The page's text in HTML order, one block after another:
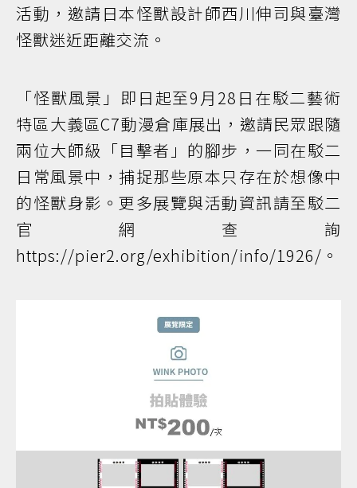
活動，邀請日本怪獸設計師西川伸司與臺灣
怪獸迷近距離交流。
「怪獸風景」即日起至9月28日在駁二藝術
特區大義區C7動漫倉庫展出，邀請民眾跟隨
兩位大師級「目擊者」的腳步，一同在駁二
日常風景中，捕捉那些原本只存在於想像中
的怪獸身影。更多展覽與活動資訊請至駁二
官網查詢
https://pier2.org/exhibition/info/1926/。